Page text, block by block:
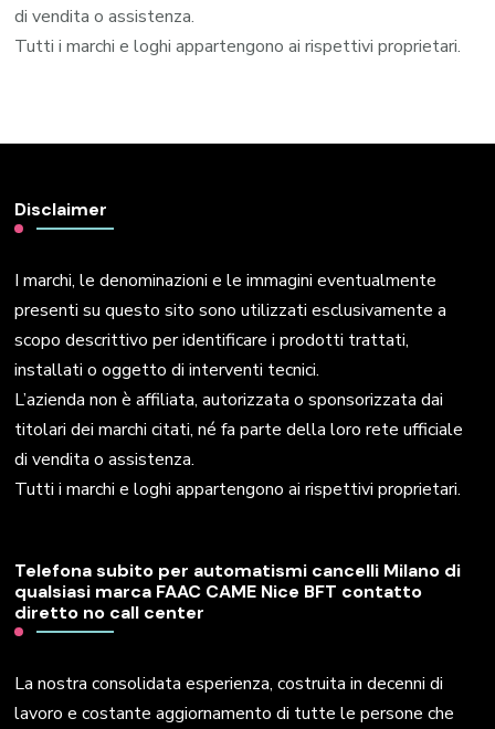
di vendita o assistenza.
Tutti i marchi e loghi appartengono ai rispettivi proprietari.
Disclaimer
I marchi, le denominazioni e le immagini eventualmente
presenti su questo sito sono utilizzati esclusivamente a
scopo descrittivo per identificare i prodotti trattati,
installati o oggetto di interventi tecnici.
L’azienda non è affiliata, autorizzata o sponsorizzata dai
titolari dei marchi citati, né fa parte della loro rete ufficiale
di vendita o assistenza.
Tutti i marchi e loghi appartengono ai rispettivi proprietari.
Telefona subito per automatismi cancelli Milano di
qualsiasi marca FAAC CAME Nice BFT contatto
diretto no call center
La nostra consolidata esperienza, costruita in decenni di
lavoro e costante aggiornamento di tutte le persone che